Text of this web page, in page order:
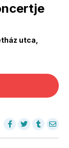
utca,